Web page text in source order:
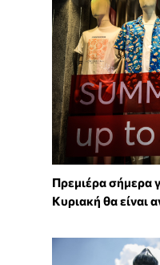
Πρεμιέρα σήμερα
Κυριακή θα είναι